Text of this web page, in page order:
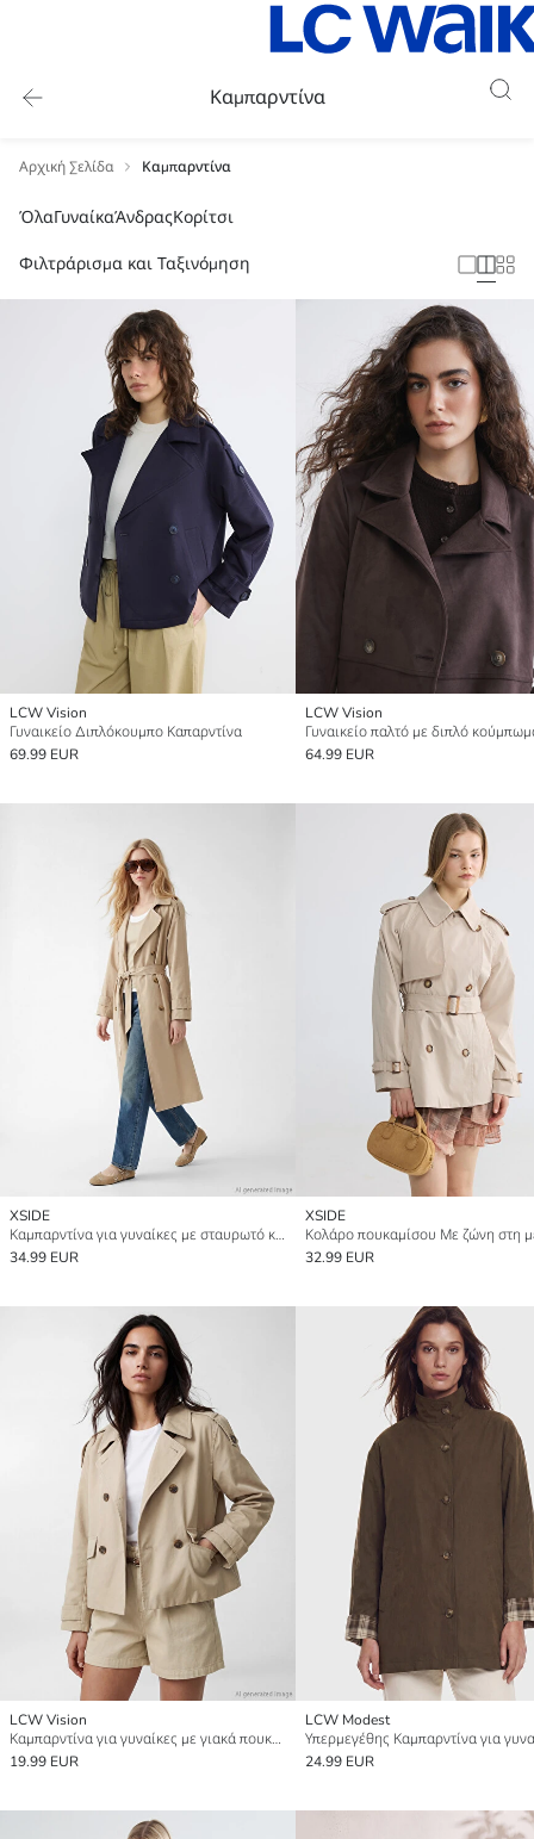
Καμπαρντίνα
Αρχική Σελίδα Καμπαρντίνα
ΌλαΓυναίκαΆνδραςΚορίτσι
Φιλτράρισμα και Ταξινόμηση
LCW Vision
Γυναικείο Διπλόκουμπο Καπαρντίνα
69.99 EUR
LCW Vision
64.99 EUR
XSIDE
Καμπαρντίνα για γυναίκες με σταυρωτό κούμπωμα και ζώνη
34.99 EUR
XSIDE
32.99 EUR
LCW Vision
Καμπαρντίνα για γυναίκες με γιακά πουκαμίσου
19.99 EUR
LCW Modest
Υπερμεγέθης Καμπαρντίνα για
24.99 EUR